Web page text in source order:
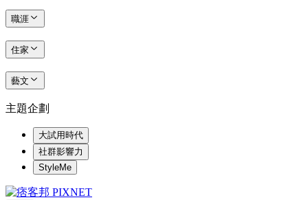
職涯
住家
藝文
主題企劃
大試用時代
社群影響力
StyleMe